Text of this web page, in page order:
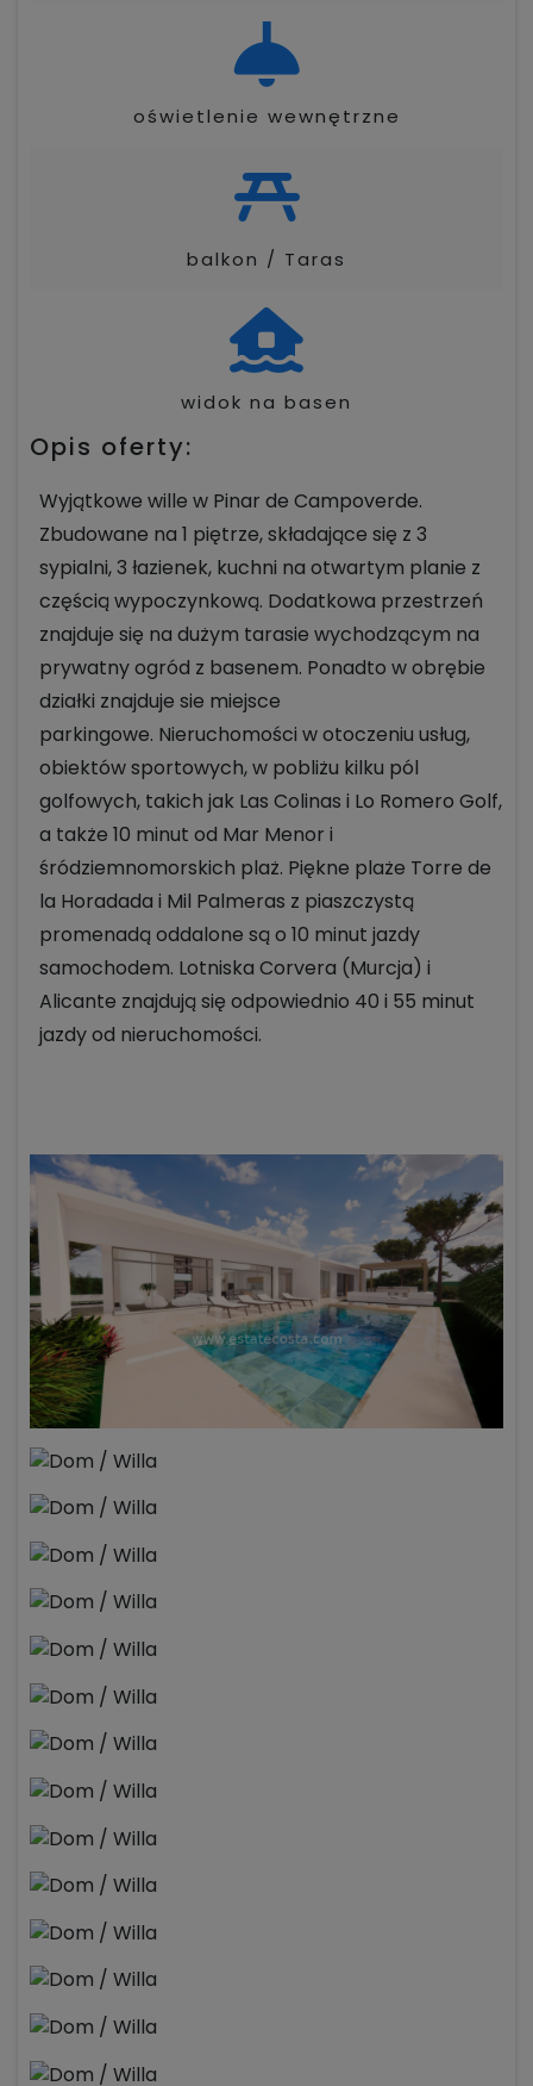
oświetlenie wewnętrzne
balkon / Taras
widok na basen
Opis oferty:
Wyjątkowe wille w Pinar de Campoverde.
Zbudowane na 1 piętrze, składające się z 3
sypialni, 3 łazienek, kuchni na otwartym planie z
częścią wypoczynkową. Dodatkowa przestrzeń
znajduje się na dużym tarasie wychodzącym na
prywatny ogród z basenem. Ponadto w obrębie
działki znajduje sie miejsce
parkingowe. Nieruchomości w otoczeniu usług,
obiektów sportowych, w pobliżu kilku pól
golfowych, takich jak Las Colinas i Lo Romero Golf,
a także 10 minut od Mar Menor i
śródziemnomorskich plaż. Piękne plaże Torre de
la Horadada i Mil Palmeras z piaszczystą
promenadą oddalone są o 10 minut jazdy
samochodem. Lotniska Corvera (Murcja) i
Alicante znajdują się odpowiednio 40 i 55 minut
jazdy od nieruchomości.